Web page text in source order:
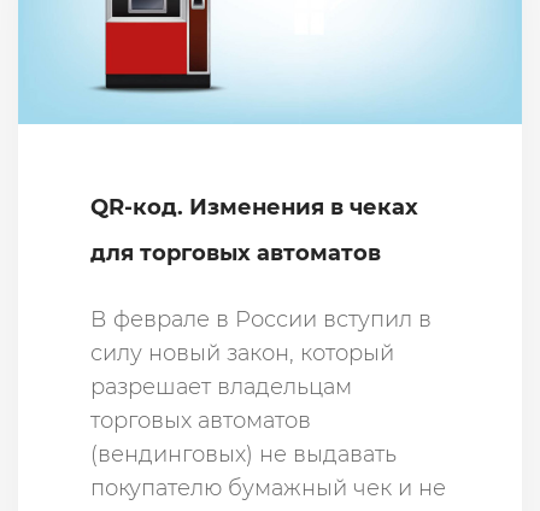
QR-код. Изменения в чеках
для торговых автоматов
В феврале в России вступил в
силу новый закон, который
разрешает владельцам
торговых автоматов
(вендинговых) не выдавать
покупателю бумажный чек и не